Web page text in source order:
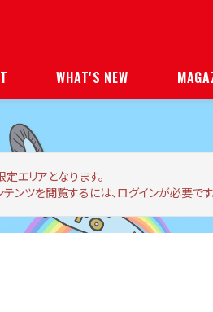
WHAT'S NEW
定エリア となります。
ンツを閲覧するには、ログインが必要です